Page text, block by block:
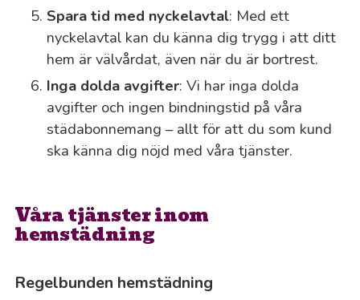
Spara tid med nyckelavtal: Med ett
nyckelavtal kan du känna dig trygg i att ditt
hem är välvårdat, även när du är bortrest.
Inga dolda avgifter: Vi har inga dolda
avgifter och ingen bindningstid på våra
städabonnemang – allt för att du som kund
ska känna dig nöjd med våra tjänster.
Våra tjänster inom
hemstädning
Regelbunden hemstädning